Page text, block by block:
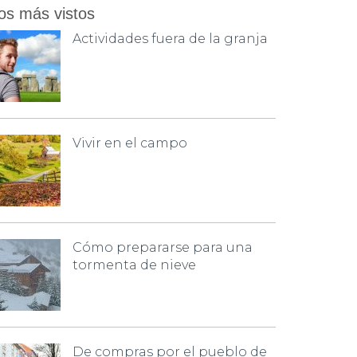
más vistos
Actividades fuera de la granja
Vivir en el campo
Cómo prepararse para una
tormenta de nieve
De compras por el pueblo de